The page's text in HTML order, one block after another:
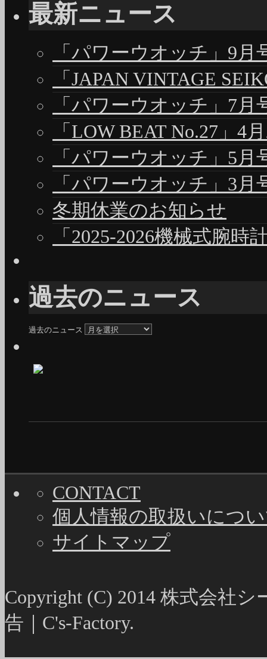
最新ニュース
「パワーウオッチ」9月
「JAPAN VINTAGE
「パワーウオッチ」7月
「LOW BEAT No.27」4
「パワーウオッチ」5月
「パワーウオッチ」3月
冬期休業のお知らせ
「2025-2026機械式腕時
過去のニュース
過去のニュース
CONTACT
個人情報の取扱いにつ
サイトマップ
Copyright (C) 2014 株式会社
告｜C's-Factory.